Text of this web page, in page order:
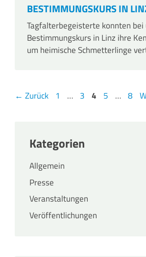
BESTIMMUNGSKURS IN
Tagfalterbegeisterte konnten bei
Bestimmungskurs in Linz ihre
um heimische Schmetterlinge
← Zurück Seite
1 … Seite
3 Seite
4 Seite
5 … Seite
8
Kategorien
Allgemein
Presse
Veranstaltungen
Veröffentlichungen